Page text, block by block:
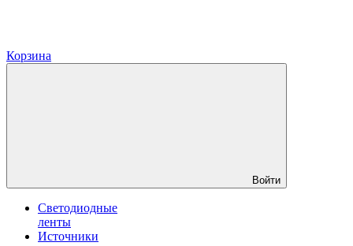
Корзина
Войти
Светодиодные
ленты
Источники